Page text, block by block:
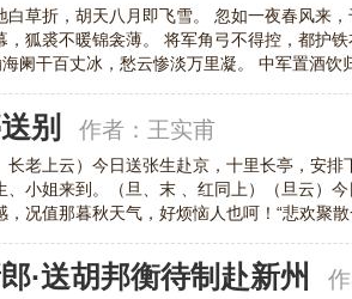
白草折，胡天八月即飞雪。 忽如一夜春风来
，狐裘不暖锦衾薄。 将军角弓不得控，都护
阑干百丈冰，愁云惨淡万里凝。 中军置酒饮
别 作者： 王实甫
长老上云）今日送张生赴京，十里长亭，安
、小姐来到。（旦、末 、红同上）（旦云）
，况值那暮秋天气，好烦恼人也呵！“悲欢聚
·送胡邦衡待制赴新州